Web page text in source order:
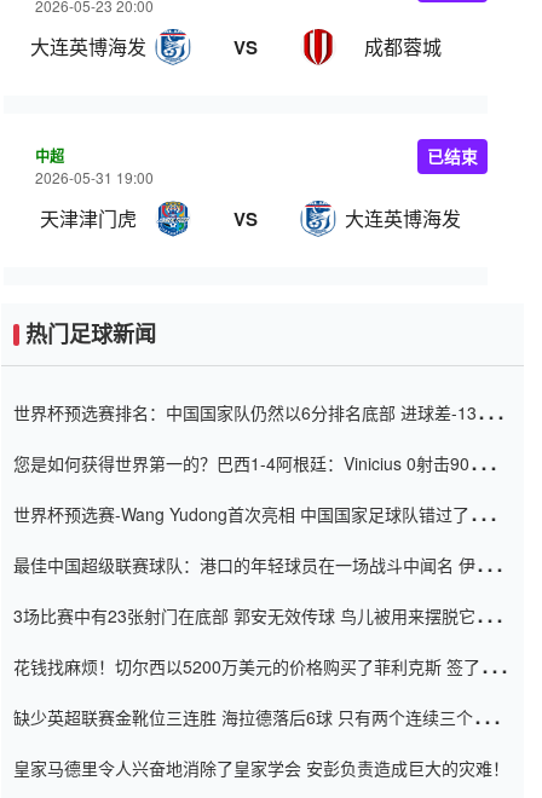
2026-05-23 20:00
大连英博海发 VS 成都蓉城
中超
2026-05-31 19:00
天津津门虎 VS 大连英博海发
已结束
热门足球新闻
世界杯预选赛排名：中国国家队仍然以6分排名底部 进球差-13令人
您是如何获得世界第一的？巴西1-4阿根廷：Vinicius 0射击90分钟
世界杯预选赛-Wang Yudong首次亮相 中国国家足球队错过了世界
最佳中国超级联赛球队：港口的年轻球员在一场战斗中闻名 伊万放
3场比赛中有23张射门在底部 郭安无效传球 鸟儿被用来摆脱它
花钱找麻烦！切尔西以5200万美元的价格购买了菲利克斯 签了7年
缺少英超联赛金靴位三连胜 海拉德落后6球 只有两个连续三个连续
皇家马德里令人兴奋地消除了皇家学会 安彭负责造成巨大的灾难！